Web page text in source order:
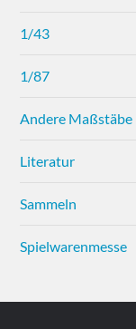
1/43
1/87
Andere Maßstäbe
Literatur
Sammeln
Spielwarenmesse